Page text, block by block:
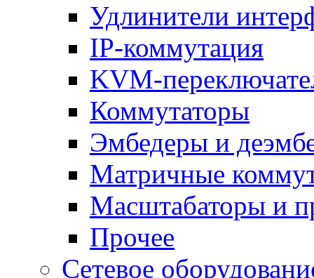
Удлинители
IP-коммутация
KVM-
Коммутаторы
Эмбедеры и
Матричные
Масштабаторы и
Прочее
Сетевое